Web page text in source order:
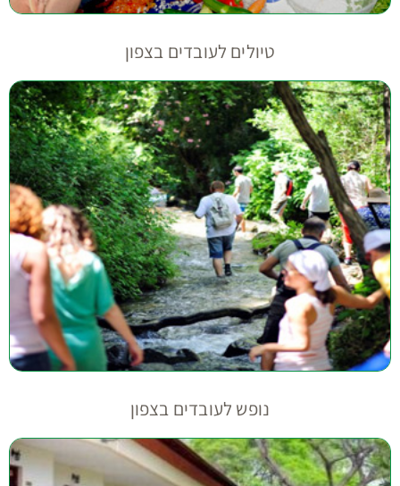
טיולים לעובדים בצפון
נופש לעובדים בצפון